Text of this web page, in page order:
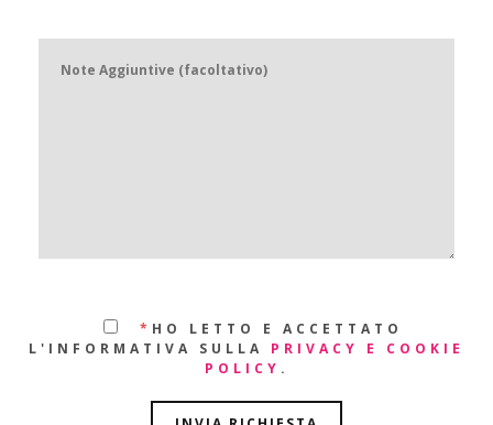
* HO LETTO E ACCETTATO
L'INFORMATIVA SULLA PRIVACY E COOKIE
POLICY .